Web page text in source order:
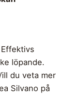
löpande.
du veta mer
Silvano på